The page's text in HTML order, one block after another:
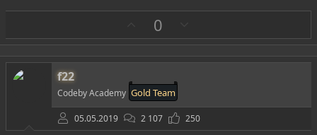
а
0
р
о
f22
Codeby Academy Gold Team
05.05.2019 2 107
250